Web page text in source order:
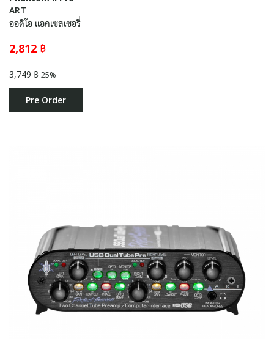
ART
ออดิโอ แอคเซสเซอรี่
2,812 ฿
3,749 ฿25%
Pre Order